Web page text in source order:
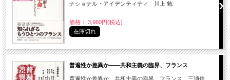
ナショナル・アイデンティティ 川上 勉
価格： 3,960円(税込)
在庫切れ
普遍性か差異か――共和主義の臨界、フランス
普遍性か差異か 共和主義の臨界、フランス 三浦信